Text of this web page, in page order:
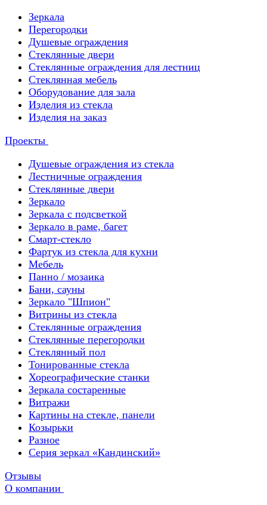
Зеркала
Перегородки
Душевые ограждения
Стеклянные двери
Стеклянные ограждения для лестниц
Стеклянная мебель
Оборудование для зала
Изделия из стекла
Изделия на заказ
Проекты
Душевые ограждения из стекла
Лестничные ограждения
Стеклянные двери
Зеркало
Зеркала с подсветкой
Зеркало в раме, багет
Смарт-стекло
Фартук из стекла для кухни
Мебель
Панно / мозаика
Бани, сауны
Зеркало "Шпион"
Витрины из стекла
Стеклянные ограждения
Стеклянные перегородки
Стеклянный пол
Тонированные стекла
Хореографические станки
Зеркала состаренные
Витражи
Картины на стекле, панели
Козырьки
Разное
Серия зеркал «Кандинский»
Отзывы
О компании